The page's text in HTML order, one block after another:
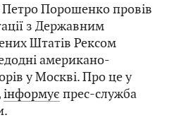
Порошенко провів
з Державним
Штатів Рексом
американо-
у Москві. Про це у
інформує прес-служба